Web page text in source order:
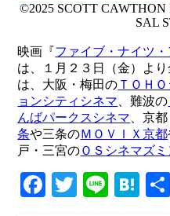
©2025 SCOTT CAWTHON
SAL
映画『ファイブ・ナイツ
は、１月２３日（金）よ
は、大阪・梅田の ＴＯＨ
ョンシティシネマ 、難波の
んばパークスシネマ 、京
条や三条のＭＯＶＩＸ京都
戸・三宮のＯＳシネマズ
Facebook
TwitterLine